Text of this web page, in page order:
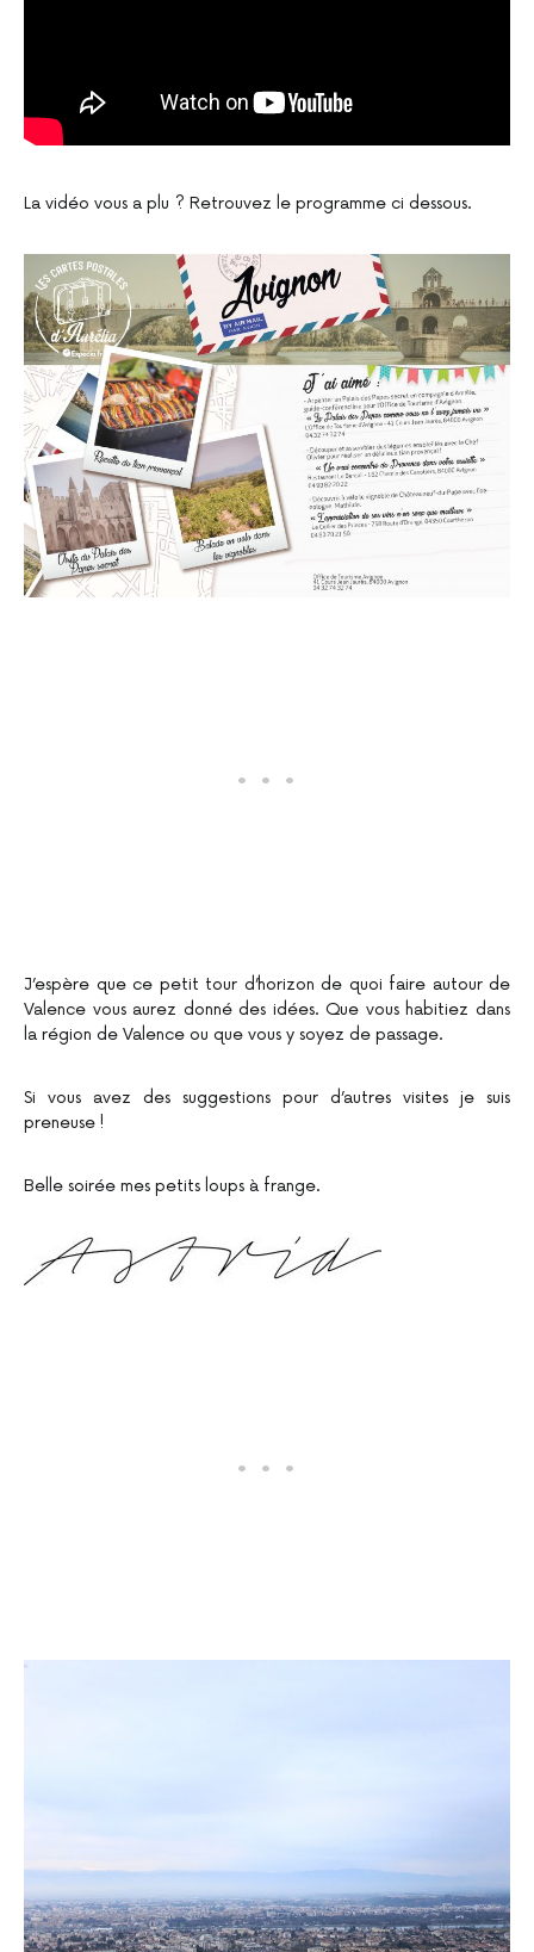
La vidéo vous a plu ? Retrouvez le programme ci dessous.
J’espère que ce petit tour d’horizon de quoi faire autour de
Valence vous aurez donné des idées. Que vous habitiez dans
la région de Valence ou que vous y soyez de passage.
Si vous avez des suggestions pour d’autres visites je suis
preneuse !
Belle soirée mes petits loups à frange.